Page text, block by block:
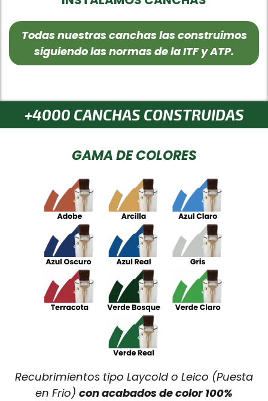
Todas nuestras canchas las construimos
siguiendo las normas de la ITF y ATP.
+4000 CANCHAS CONSTRUIDAS
GAMA DE COLORES
Recubrimientos tipo Laycold o Leico (Puesta
en Frio) con acabados de color 100%